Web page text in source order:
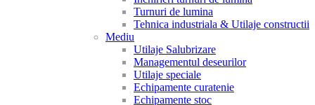
Turnuri de lumina
Tehnica industriala & Utilaje constructii
Mediu
Utilaje Salubrizare
Managementul deseurilor
Utilaje speciale
Echipamente curatenie
Echipamente stoc